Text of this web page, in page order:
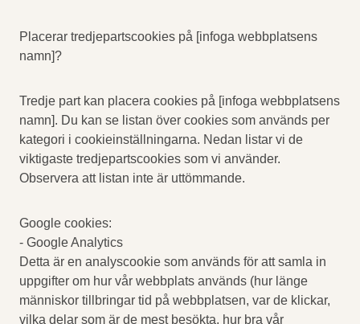
Placerar tredjepartscookies på [infoga webbplatsens
namn]?
Tredje part kan placera cookies på [infoga webbplatsens
namn]. Du kan se listan över cookies som används per
kategori i cookieinställningarna. Nedan listar vi de
viktigaste tredjepartscookies som vi använder.
Observera att listan inte är uttömmande.
Google cookies:
- Google Analytics
Detta är en analyscookie som används för att samla in
uppgifter om hur vår webbplats används (hur länge
människor tillbringar tid på webbplatsen, var de klickar,
vilka delar som är de mest besökta, hur bra vår